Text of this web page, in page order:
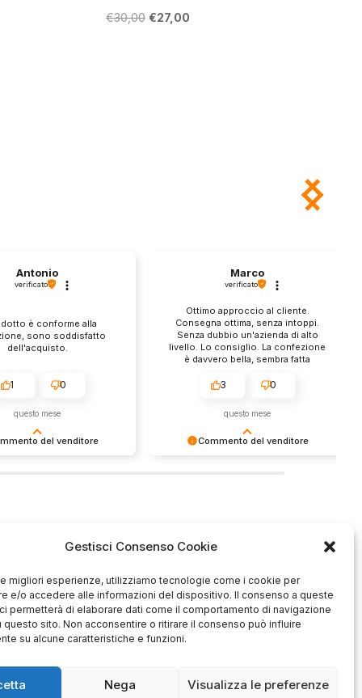
Gestisci Consenso Cookie
migliori esperienze, utilizziamo tecnologie come i cookie per
e/o accedere alle informazioni del dispositivo. Il consenso a queste
permetterà di elaborare dati come il comportamento di navigazione
questo sito. Non acconsentire o ritirare il consenso può influire
su alcune caratteristiche e funzioni.
Nega Visualizza le preferenze
€30,00 Il€27,00Il
del venditore
Antonio
verificato
è conforme alla
sono soddisfatto
dell'acquisto.
1 0
questo mese
Commento del venditore
tornerai da noi :) Saluti
Marco
verificato
Ottimo approccio al cliente.
Consegna ottima, senza intoppi.
Senza dubbio un'azienda di alto
livello. Lo consiglio. La confezione
è davvero bella, sembra fatta
3 0
questo mese
usato
Azienda
Contatti
Privacy policy
Termini e
condizioni